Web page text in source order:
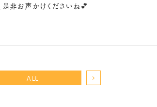
是非お声かけくださいね💕
ALL